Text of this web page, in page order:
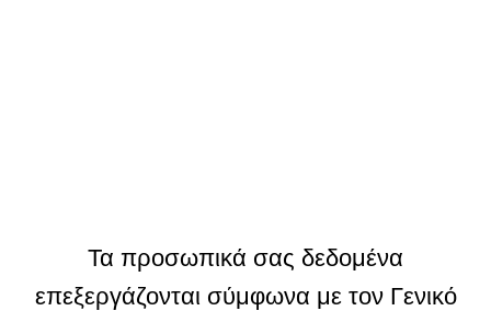
Τα προσωπικά σας δεδομένα
επεξεργάζονται σύμφωνα με τον Γενικό